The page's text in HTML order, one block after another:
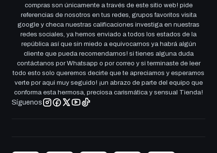
compras son únicamente a través de este sitio web! pide
referencias de nosotros en tus redes, grupos favoritos visita
google y checa nuestras calificaciones investiga en nuestras
redes sociales, ya hemos enviado a todos los estados de la
república así que sin miedo a equivocarnos ya habrá algún
cliente que pueda recomendarnos! si tienes alguna duda
contáctanos por Whatsapp o por correo y si terminaste de leer
todo esto solo queremos decirte que te apreciamos y esperamos
verte por aqui muy seguido! ¡un abrazo de parte del equipo que
conforma esta hermosa, preciosa carismática y sensual Tienda!
Síguenos